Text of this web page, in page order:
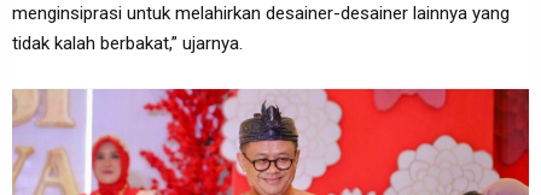
menginsiprasi untuk melahirkan desainer-desainer lainnya yang
tidak kalah berbakat,” ujarnya.